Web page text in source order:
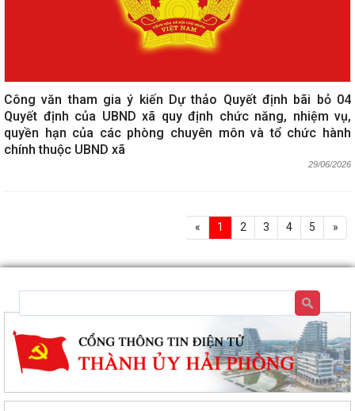
Công văn tham gia ý kiến Dự thảo Quyết định bãi bỏ 04
Quyết định của UBND xã quy định chức năng, nhiệm vụ,
quyền hạn của các phòng chuyên môn và tổ chức hành
chính thuộc UBND xã
29/06/2026
« 1 2 3 4 5 »